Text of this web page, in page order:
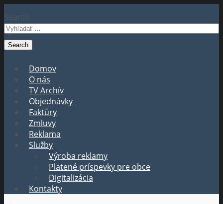
Search
Domov
O nás
TV Archív
Objednávky
Faktúry
Zmluvy
Reklama
Služby
Výroba reklamy
Platené príspevky pre obce
Digitalizácia
Kontakty